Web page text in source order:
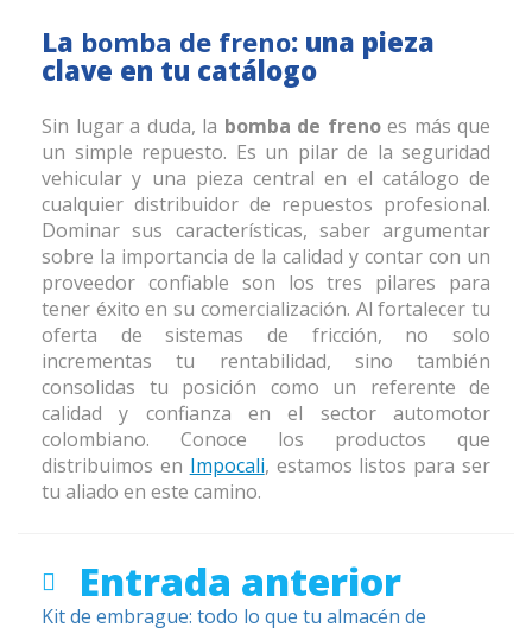
La bomba de freno: una pieza
clave en tu catálogo
Sin lugar a duda, la bomba de frenoes más que
un simple repuesto. Es un pilar de la seguridad
vehicular y una pieza central en el catálogo de
cualquier distribuidor de repuestos profesional.
Dominar sus características, saber argumentar
sobre la importancia de la calidad y contar con un
proveedor confiable son los tres pilares para
tener éxito en su comercialización. Al fortalecer tu
oferta de sistemas de fricción, no solo
incrementas tu rentabilidad, sino también
consolidas tu posición como un referente de
calidad y confianza en el sector automotor
colombiano. Conoce los productos que
distribuimos en Impocali, estamos listos para ser
tu aliado en este camino.
Entrada anterior
Kit de embrague: todo lo que tu almacén de